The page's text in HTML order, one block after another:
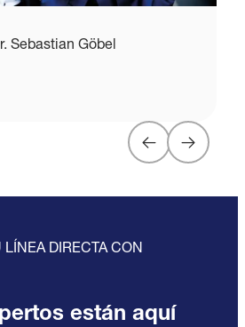
Sebastian Göbel
LÍNEA DIRECTA CON
están aquí